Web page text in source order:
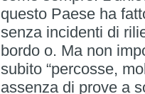
questo Paese ha
senza incidenti di
bordo o. Ma non
subito “percosse,
assenza di prove a